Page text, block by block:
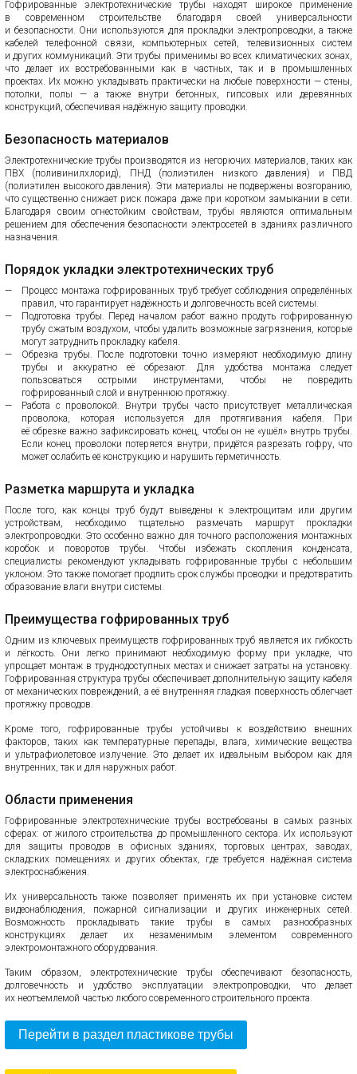
Гофрированные электротехнические трубы находят широкое применение
в современном строительстве благодаря своей универсальности
и безопасности. Они используются для прокладки электропроводки, а также
кабелей телефонной связи, компьютерных сетей, телевизионных систем
и других коммуникаций. Эти трубы применимы во всех климатических зонах,
что делает их востребованными как в частных, так и в промышленных
проектах. Их можно укладывать практически на любые поверхности — стены,
потолки, полы — а также внутри бетонных, гипсовых или деревянных
конструкций, обеспечивая надёжную защиту проводки.
Безопасность материалов
Электротехнические трубы производятся из негорючих материалов, таких как
ПВХ (поливинилхлорид), ПНД (полиэтилен низкого давления) и ПВД
(полиэтилен высокого давления). Эти материалы не подвержены возгоранию,
что существенно снижает риск пожара даже при коротком замыкании в сети.
Благодаря своим огнестойким свойствам, трубы являются оптимальным
решением для обеспечения безопасности электросетей в зданиях различного
назначения.
Порядок укладки электротехнических труб
Процесс монтажа гофрированных труб требует соблюдения определённых
правил, что гарантирует надёжность и долговечность всей системы.
Подготовка трубы. Перед началом работ важно продуть гофрированную
трубу сжатым воздухом, чтобы удалить возможные загрязнения, которые
могут затруднить прокладку кабеля.
Обрезка трубы. После подготовки точно измеряют необходимую длину
трубы и аккуратно её обрезают. Для удобства монтажа следует
пользоваться острыми инструментами, чтобы не повредить
гофрированный слой и внутреннюю протяжку.
Работа с проволокой. Внутри трубы часто присутствует металлическая
проволока, которая используется для протягивания кабеля. При
её обрезке важно зафиксировать конец, чтобы он не «ушёл» внутрь трубы.
Если конец проволоки потеряется внутри, придётся разрезать гофру, что
может ослабить её конструкцию и нарушить герметичность.
Разметка маршрута и укладка
После того, как концы труб будут выведены к электрощитам или другим
устройствам, необходимо тщательно размечать маршрут прокладки
электропроводки. Это особенно важно для точного расположения монтажных
коробок и поворотов трубы. Чтобы избежать скопления конденсата,
специалисты рекомендуют укладывать гофрированные трубы с небольшим
уклоном. Это также помогает продлить срок службы проводки и предотвратить
образование влаги внутри системы.
Преимущества гофрированных труб
Одним из ключевых преимуществ гофрированных труб является их гибкость
и лёгкость. Они легко принимают необходимую форму при укладке, что
упрощает монтаж в труднодоступных местах и снижает затраты на установку.
Гофрированная структура трубы обеспечивает дополнительную защиту кабеля
от механических повреждений, а её внутренняя гладкая поверхность облегчает
протяжку проводов.
Кроме того, гофрированные трубы устойчивы к воздействию внешних
факторов, таких как температурные перепады, влага, химические вещества
и ультрафиолетовое излучение. Это делает их идеальным выбором как для
внутренних, так и для наружных работ.
Области применения
Гофрированные электротехнические трубы востребованы в самых разных
сферах: от жилого строительства до промышленного сектора. Их используют
для защиты проводов в офисных зданиях, торговых центрах, заводах,
складских помещениях и других объектах, где требуется надёжная система
электроснабжения.
Их универсальность также позволяет применять их при установке систем
видеонаблюдения, пожарной сигнализации и других инженерных сетей.
Возможность прокладывать такие трубы в самых разнообразных
конструкциях делает их незаменимым элементом современного
электромонтажного оборудования.
Таким образом, электротехнические трубы обеспечивают безопасность,
долговечность и удобство эксплуатации электропроводки, что делает
их неотъемлемой частью любого современного строительного проекта.
Перейти в раздел пластикове трубы